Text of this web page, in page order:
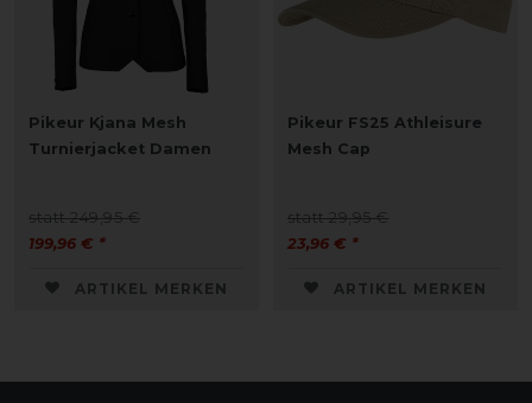
Pikeur Kjana Mesh
Turnierjacket Damen
statt 249,95 €
199,96 € *
ARTIKEL MERKEN
Pikeur FS25 Athleisure
Mesh Cap
statt 29,95 €
23,96 € *
ARTIKEL MERKEN